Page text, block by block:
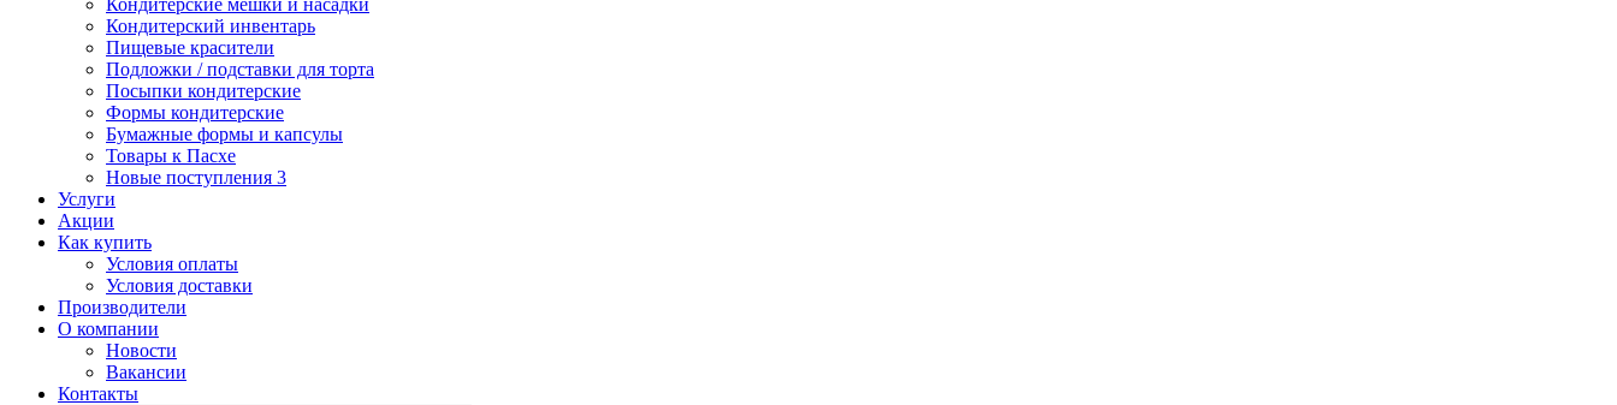
Кондитерские мешки и насадки
Кондитерский инвентарь
Пищевые красители
Подложки / подставки для торта
Посыпки кондитерские
Формы кондитерские
Бумажные формы и капсулы
Товары к Пасхе
Новые поступления 3
Услуги
Акции
Как купить
Условия оплаты
Условия доставки
Производители
О компании
Новости
Вакансии
Контакты